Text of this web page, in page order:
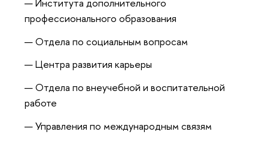
профессионального образования
Отдела по социальным вопросам
Центра развития карьеры
Отдела по внеучебной и воспитательной
работе
Управления по международным связям